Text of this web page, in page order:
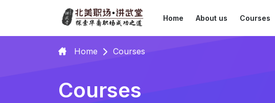
Home About us Courses
Home Courses
Courses